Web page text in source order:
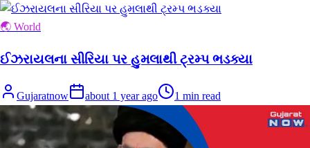
🌏 World
ઈઝરાયલના સીરિયા પર હુમલાથી ટ્રમ્પ ભડક્યા
Gujaratnow about 1 year ago 1 min read